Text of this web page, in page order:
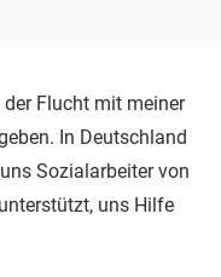
Flucht mit meiner
In Deutschland
Sozialarbeiter von
uns Hilfe